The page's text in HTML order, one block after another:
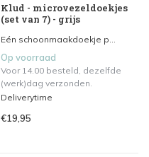
Klud - microvezeldoekjes
(set van 7) - grijs
Eén schoonmaakdoekje p...
Op voorraad
Voor 14.00 besteld, dezelfde
(werk)dag verzonden.
Deliverytime
€19,95